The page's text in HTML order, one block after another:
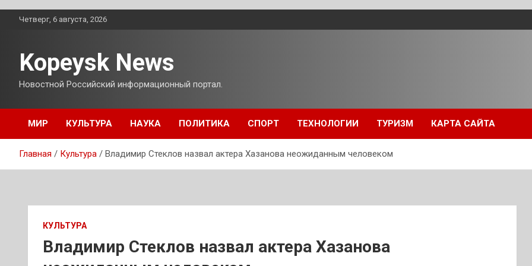
ПерейтиЧетверг, 6 августа, 2026
Kopeysk News
Новостной Российский информационный портал.
МИР КУЛЬТУРА НАУКА ПОЛИТИКА СПОРТ ТЕХНОЛОГИИ ТУРИЗМ КАРТА САЙТА
Главная Культура Владимир Стеклов назвал актера Хазанова неожиданным человеком
КУЛЬТУРА
Владимир Стеклов назвал актера Хазанова